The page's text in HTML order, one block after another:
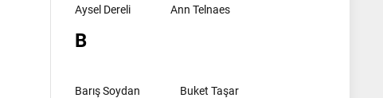
Aysel Dereli
Ann Telnaes
B
Barış Soydan
Buket Taşar